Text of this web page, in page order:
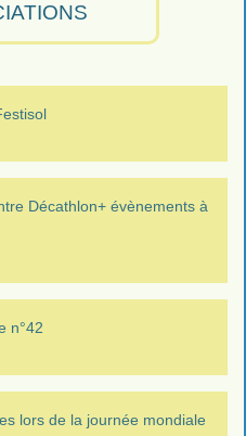
Décathlon+ évènements à
n°42
lors de la journée mondiale